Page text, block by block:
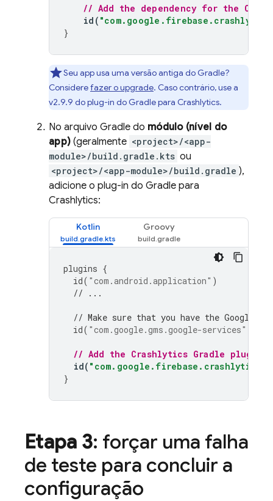
// Add the dependency for the
id (
}
Seu app usa uma versão antiga do Gradle?
Considerefazer o upgrade. Caso contrário, use a
v2.9.9 do plug-in do Gradle para Crashlytics.
No arquivo Gradle do módulo (nível do
app) (geralmente <project>/<app-
module>/build.gradle.kts ou
<project>/<app-module>/build.gradle ),
adicione o plug-in do Gradle para
Crashlytics:
Kotlin Groovy
plugins {
id( "com.android.application" )
// ...
// Make sure that you have the Google
id( "com.google.gms.google-services"
// Add the Crashlytics Gradle plugin
id( "com.google.firebase.crashlytics"
}
Etapa 3: forçar uma falha
de teste para concluir a
configuração